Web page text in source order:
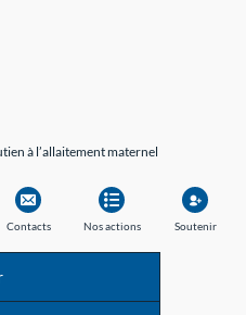
à l’allaitement maternel
Contacts Nos actions Soutenir